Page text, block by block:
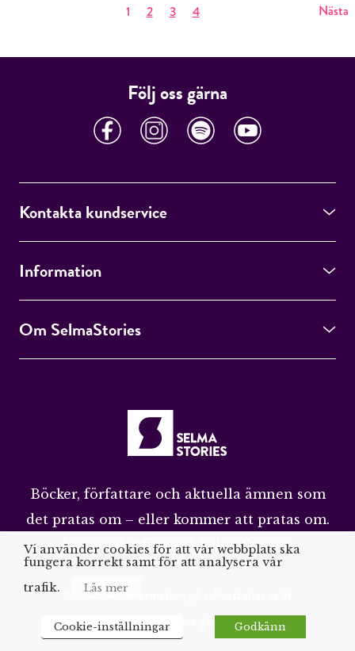
1 2 3 4 Nästa
Följ oss gärna
Kontakta kundservice
Information
Om SelmaStories
Böcker, författare och aktuella ämnen som
det pratas om – eller kommer att pratas om.
Läs om det först på SelmaStories.
© 2026 All information på selmastories.se är
upphovsrättsskyddad. Citera gärna men ange källa
Vi använder cookies för att vår webbplats ska
fungera korrekt samt för att analysera vår
trafik.
Läs mer
Cookie-inställningar Godkänn